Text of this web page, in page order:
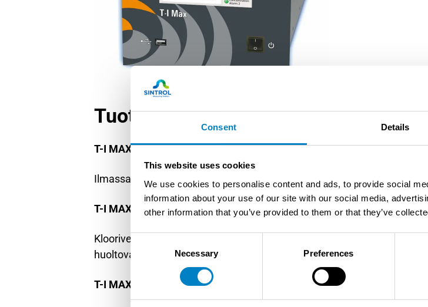
Consent Details
This website uses cookies
We use cookies to personalise content and ads, to provide social
information about your use of our site with our social media,
other information that you’ve provided to them or that they’ve
Consent
Selection
Necessary Preferences
Tuotteet ja mallit
T-I MAX NH₃
Ilmassa esiintyvien ammoniakkimolekyylien mittaukseen
T-I MAX HCl
Kloorivedyn (HCl) mittaukseen puhdastilassa. Sisältää ominaisuuden
huoltovapaaseen käyttöön.
T-I MAX HF